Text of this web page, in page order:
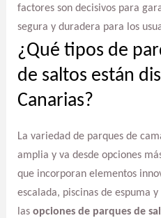
factores son decisivos para
segura y duradera para los
¿Qué tipos de
de saltos están
Canarias?
La variedad de parques de
amplia y va desde opciones
que incorporan elementos
escalada, piscinas de espuma
las opciones de parques de